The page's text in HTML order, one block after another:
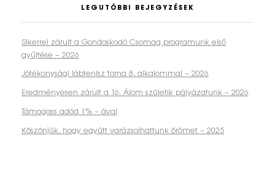
LEGUTÓBBI BEJEGYZÉSEK
Sikerrel zárult a Gondoskodó Csomag programunk első
gyűjtése – 2026
Jótékonysági lábtenisz torna 8. alkalommal – 2026
Eredményesen zárult a 16. Álom születik pályázatunk – 2026
Támogass adód 1% – ával
Köszönjük, hogy együtt varázsolhattunk örömet – 2025